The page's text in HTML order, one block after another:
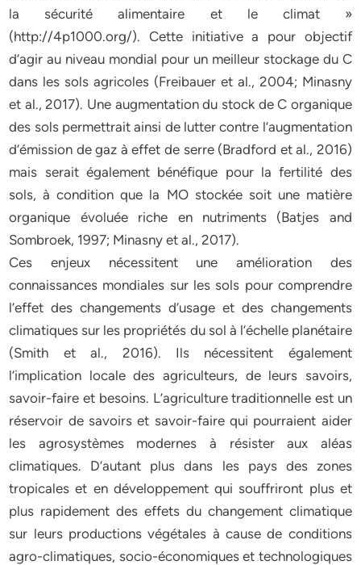
la sécurité alimentaire et le climat »
(http://4p1000.org/). Cette initiative a pour objectif
d’agir au niveau mondial pour un meilleur stockage du C
dans les sols agricoles (Freibauer et al., 2004; Minasny
et al., 2017). Une augmentation du stock de C organique
des sols permettrait ainsi de lutter contre l’augmentation
d’émission de gaz à effet de serre (Bradford et al., 2016)
mais serait également bénéfique pour la fertilité des
sols, à condition que la MO stockée soit une matière
organique évoluée riche en nutriments (Batjes and
Sombroek, 1997; Minasny et al., 2017).
Ces enjeux nécessitent une amélioration des
connaissances mondiales sur les sols pour comprendre
l’effet des changements d’usage et des changements
climatiques sur les propriétés du sol à l’échelle planétaire
(Smith et al., 2016). Ils nécessitent également
l’implication locale des agriculteurs, de leurs savoirs,
savoir-faire et besoins. L’agriculture traditionnelle est un
réservoir de savoirs et savoir-faire qui pourraient aider
les agrosystèmes modernes à résister aux aléas
climatiques. D’autant plus dans les pays des zones
tropicales et en développement qui souffriront plus et
plus rapidement des effets du changement climatique
sur leurs productions végétales à cause de conditions
agro-climatiques, socio-économiques et technologiques